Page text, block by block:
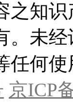
之知
。未
任何使
京ICP